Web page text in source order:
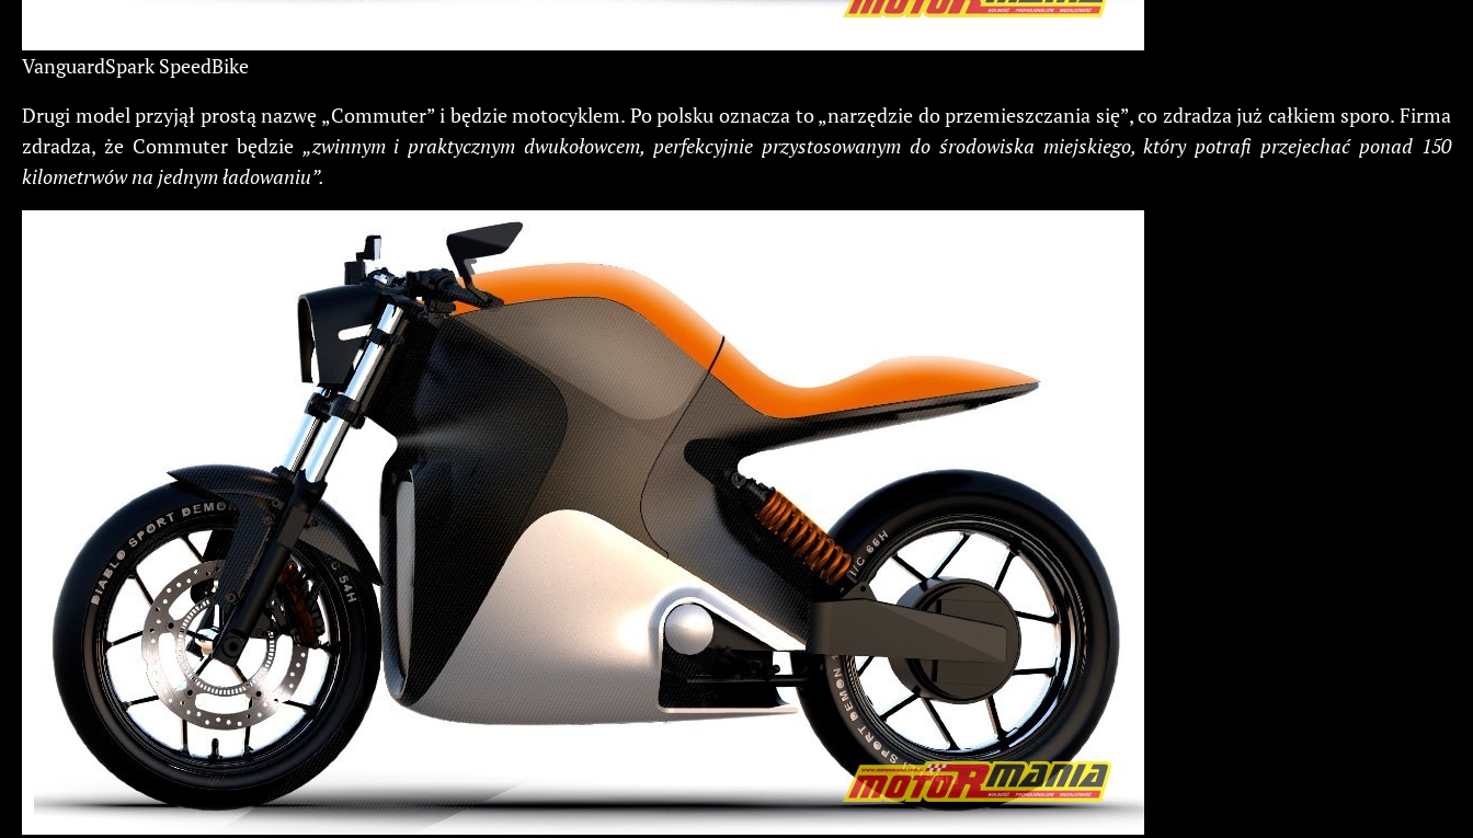
VanguardSpark SpeedBike
Drugi model przyjął prostą nazwę „Commuter” i będzie motocyklem. Po polsku oznacza to „narzędzie do przemieszczania się”, co zdradza już całkiem sporo. Firma
zdradza, że Commuter będzie „zwinnym i praktycznym dwukołowcem, perfekcyjnie przystosowanym do środowiska miejskiego, który potrafi przejechać ponad 150
kilometrwów na jednym ładowaniu”.